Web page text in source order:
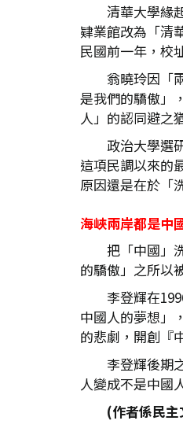
清華大學緣
肄業館改為「清
民國前一年，校
翁曉玲因「
是我們的驕傲」
人」的認同避之
政治大學選
這項民調以來的
原因還是在於「
海峽兩岸都是中
把「中國」
的驕傲」之所以
李登輝在
中國人的夢想」
的悲劇，開創『
李登輝後期
人變成不是中國
(作者係民